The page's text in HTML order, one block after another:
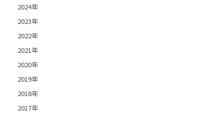
2024年
2023年
2022年
2021年
2020年
2019年
2018年
2017年